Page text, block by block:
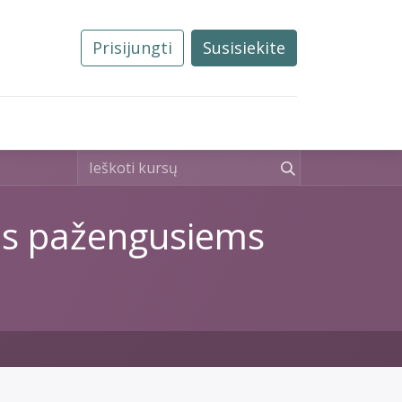
Prisijungti Susisiekite
pažengusiems